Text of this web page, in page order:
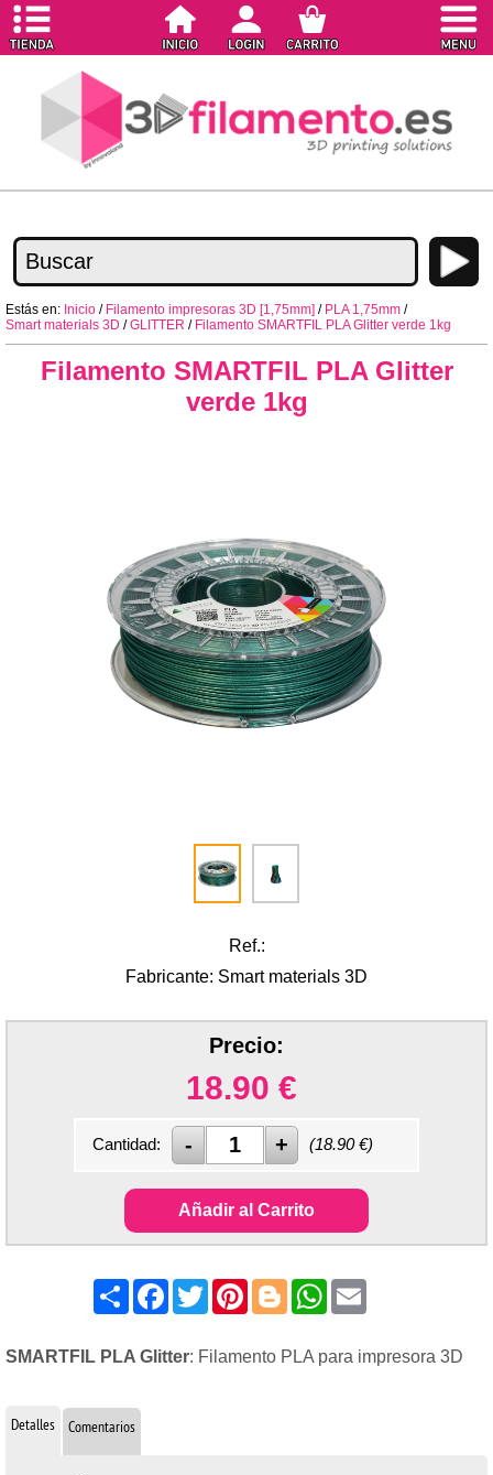
Estás en: Inicio / Filamento impresoras 3D [1,75mm] / PLA 1,75mm /
Smart materials 3D /GLITTER / Filamento SMARTFIL PLA Glitter verde 1kg
Filamento SMARTFIL PLA Glitter
verde 1kg
Ref.:
Fabricante: Smart materials 3D
Precio:
18.90 €
Cantidad: (18.90€)
Añadir al Carrito
ShareFacebook
TwitterPinterest
BloggerWhatsApp
SMARTFIL PLA Glitter: Filamento PLA para impresora 3D
Detalles Comentarios